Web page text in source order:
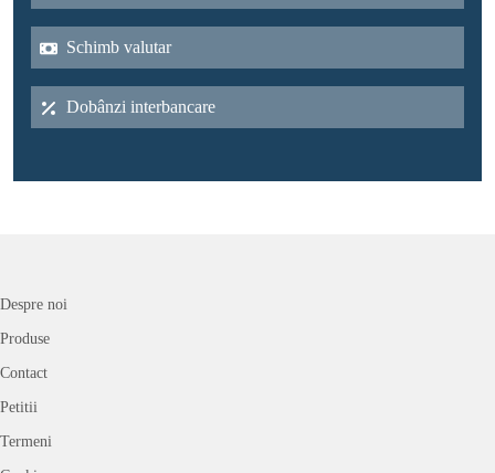
Schimb valutar
Dobânzi interbancare
Despre noi
Produse
Contact
Petitii
Termeni